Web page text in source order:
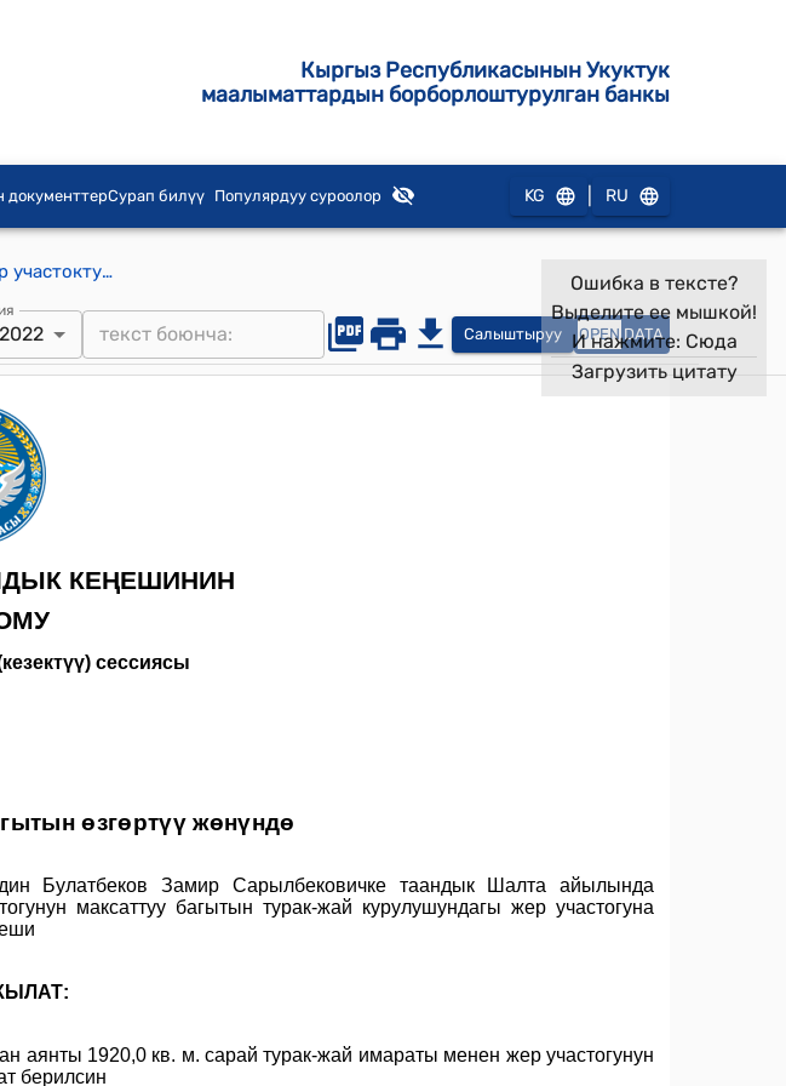
Кыргыз Республикасынын Укуктук
маалыматтардын борборлоштурулган банкы
документтерСурап билүү Популярдуу суроолор KG RU
Гавриловка айылдык кеңешинин 2022-жылдын 28-январы № 9 "Жер участоктун максаттуу багытын өзгөртүү жөнүндө" токтому
Салыштыруу OPEN DATA
Ошибка в тексте?
Выделите ее мышкой!
И нажмите: Сюда
Загрузить цитату